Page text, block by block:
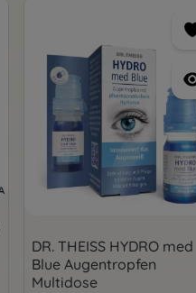
DR. THEISS HYDRO med
Blue Augentropfen
Multidose